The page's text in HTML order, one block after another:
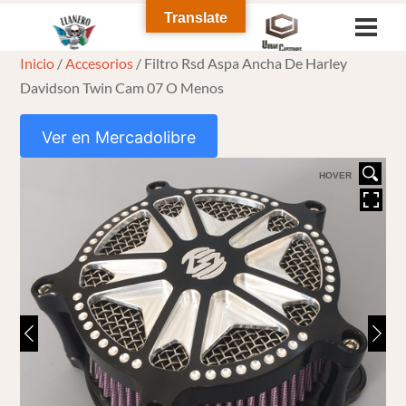
content
Inicio /Accesorios / Filtro Rsd Aspa Ancha De Harley
Davidson Twin Cam 07 O Menos
Ver en Mercadolibre
HOVER
Translate